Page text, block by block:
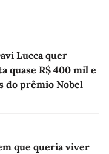
Lucca quer
quase R$ 400 mil e
do prêmio Nobel
que queria viver